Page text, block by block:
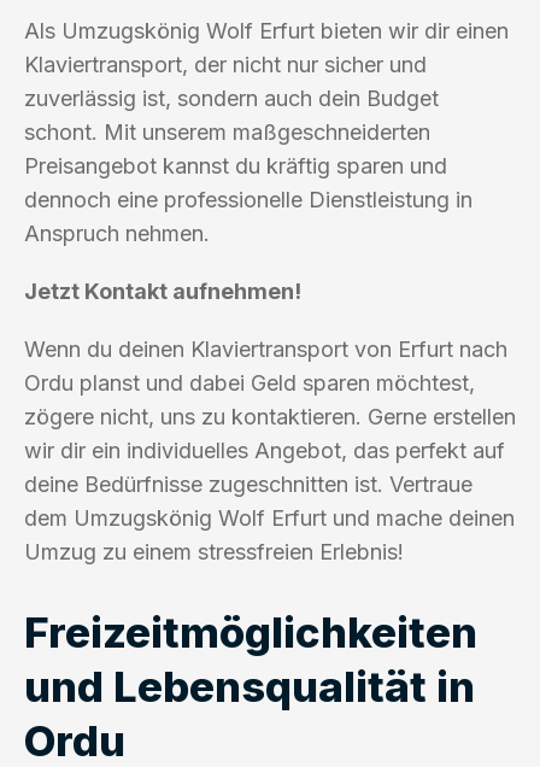
Als Umzugskönig Wolf Erfurt bieten wir dir einen
Klaviertransport, der nicht nur sicher und
zuverlässig ist, sondern auch dein Budget
schont. Mit unserem maßgeschneiderten
Preisangebot kannst du kräftig sparen und
dennoch eine professionelle Dienstleistung in
Anspruch nehmen.
Jetzt Kontakt aufnehmen!
Wenn du deinen Klaviertransport von Erfurt nach
Ordu planst und dabei Geld sparen möchtest,
zögere nicht, uns zu kontaktieren. Gerne erstellen
wir dir ein individuelles Angebot, das perfekt auf
deine Bedürfnisse zugeschnitten ist. Vertraue
dem Umzugskönig Wolf Erfurt und mache deinen
Umzug zu einem stressfreien Erlebnis!
Freizeitmöglichkeiten
und Lebensqualität in
Ordu